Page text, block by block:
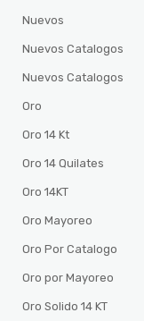
Nuevos
Nuevos Catalogos
Nuevos Catalogos
Oro
Oro 14 Kt
Oro 14 Quilates
Oro 14KT
Oro Mayoreo
Oro Por Catalogo
Oro por Mayoreo
Oro Solido 14 KT